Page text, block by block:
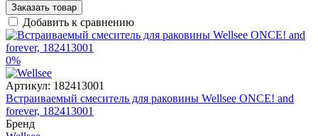
Заказать товар
Добавить к сравнению
0%
Артикул: 182413001
Встраиваемый смеситель для раковины Wellsee ONCE! and
forever, 182413001
Бренд